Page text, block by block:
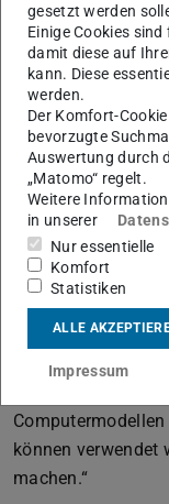
Erkenntnisse, um
Zielvorgaben zu
Synthetische
der Biophysik und
Fortschritten auf
Der Sprecher des
ergänzt: „Neben
iNAPO kann auch
Projekt CONSYN
Dabei geht es vor
können verwendet
machen.“
gesetzt werden
Einige Cookies
damit diese auf
kann. Diese
werden.
Der Komfort-
bevorzugte
Auswertung durch
„Matomo“ regelt.
Weitere
in unserer
Nur essentielle
Komfort
Statistiken
ALLE
Impressum